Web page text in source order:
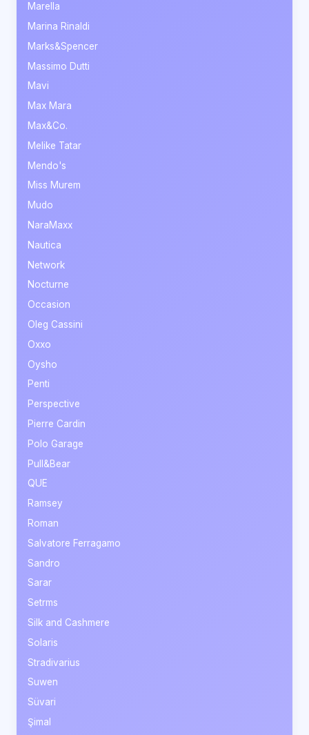
Marella
Marina Rinaldi
Marks&Spencer
Massimo Dutti
Mavi
Max Mara
Max&Co.
Melike Tatar
Mendo's
Miss Murem
Mudo
NaraMaxx
Nautica
Network
Nocturne
Occasion
Oleg Cassini
Oxxo
Oysho
Penti
Perspective
Pierre Cardin
Polo Garage
Pull&Bear
QUE
Ramsey
Roman
Salvatore Ferragamo
Sandro
Sarar
Setrms
Silk and Cashmere
Solaris
Stradivarius
Suwen
Süvari
Şimal